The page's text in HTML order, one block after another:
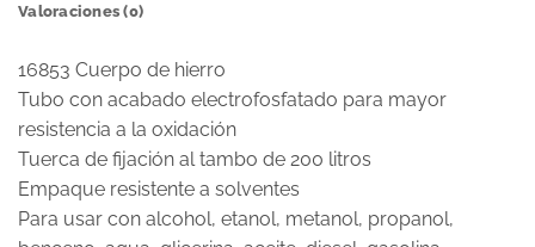
Valoraciones (0)
16853 Cuerpo de hierro
Tubo con acabado electrofosfatado para mayor
resistencia a la oxidación
Tuerca de fijación al tambo de 200 litros
Empaque resistente a solventes
Para usar con alcohol, etanol, metanol, propanol,